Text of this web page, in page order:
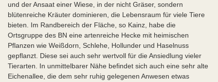
und der Ansaat einer Wiese, in der nicht Gräser, sondern
blütenreiche Kräuter dominieren, die Lebensraum für viele Tiere
bieten. Im Randbereich der Fläche, so Kainz, habe die
Ortsgruppe des BN eine artenreiche Hecke mit heimischen
Pflanzen wie Weißdorn, Schlehe, Hollunder und Haselnuss
gepflanzt. Diese sei auch sehr wertvoll für die Ansiedlung vieler
Tierarten. In unmittelbarer Nähe befindet sich auch eine sehr alte
Eichenallee, die dem sehr ruhig gelegenen Anwesen etwas